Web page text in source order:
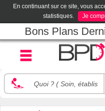
En continuant sur ce site, vous
statistiques.
Je
Bons Plans